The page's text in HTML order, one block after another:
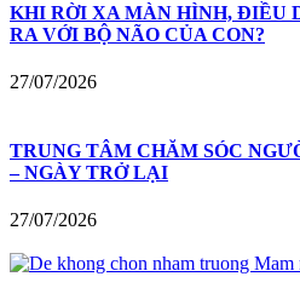
KHI RỜI XA MÀN HÌNH, ĐIỀU
RA VỚI BỘ NÃO CỦA CON?
27/07/2026
TRUNG TÂM CHĂM SÓC
– NGÀY TRỞ LẠI
27/07/2026